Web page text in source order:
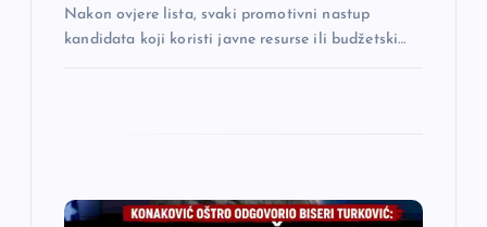
Nakon ovjere lista, svaki promotivni nastup
kandidata koji koristi javne resurse ili budžetski…